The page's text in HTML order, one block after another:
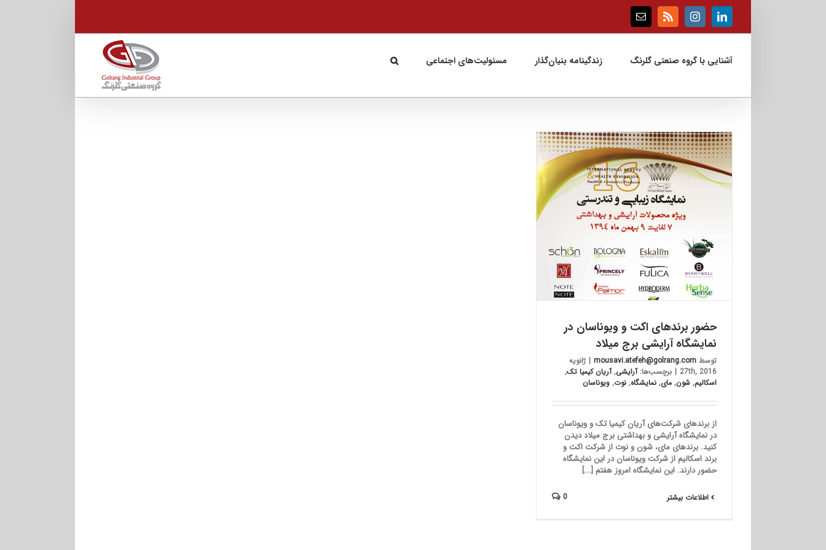
LinkedIn
Instagram
Rss
Email
آشنایی با گروه صنعتی گلرنگ زندگینامه بنیان‌گذار مسئولیت‌های اجتماعی
حضور برندهای اکت و ویوناسان در
نمایشگاه آرایشی برج میلاد
توسط mousavi.atefeh@golrang.com
| ژانویه
27th, 2016
| برچسب‌ها:آرایشی,آریان کیمیا تک,
اسکالیم, شون, مای, نمایشگاه, نوت, ویوناسان
از برندهای شرکت‌های آریان کیمیا تک و ویوناسان
در نمایشگاه آرایشی و بهداشتی برج میلاد دیدن
کنید. برندهای مای، شون و نوت از شرکت اکت و
برند اسکالیم از شرکت ویوناسان در این نمایشگاه
حضور دارند. این نمایشگاه امروز هفتم [...]
اطلاعات بیشتر 0